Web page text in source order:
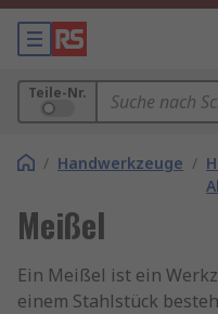
Teile-Nr.
/ Handwerkzeuge /
Meißel
Ein Meißel ist ein
einem Stahlstück